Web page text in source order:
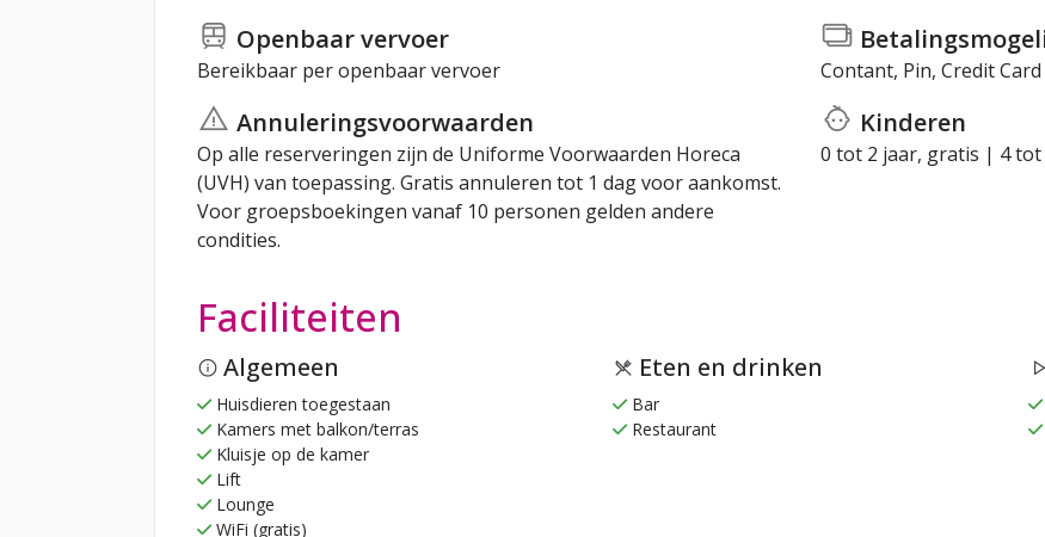
Openbaar vervoer
Bereikbaar per openbaar vervoer Contant, Pin, Credit Card
Annuleringsvoorwaarden
Op alle reserveringen zijn de Uniforme Voorwaarden Horeca
(UVH) van toepassing. Gratis annuleren tot 1 dag voor aankomst.
Voor groepsboekingen vanaf 10 personen gelden andere
condities.
Kinderen
0 tot 2 jaar, gratis | 4
Faciliteiten
Algemeen
Huisdieren toegestaan
Kamers met balkon/terras
Kluisje op de kamer
Lift
Lounge
WiFi (gratis)
Eten en drinken
Bar
Restaurant